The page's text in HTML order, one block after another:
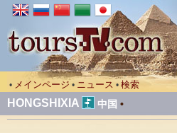
• メインページ • ニュース • 検索
HONGSHIXIA 中国 •